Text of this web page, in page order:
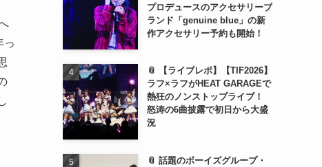
っ
プロデュースのアクセサリーブ
ランド「genuine blue」の新
作アクセサリー予約も開始！
📎 【ライブレポ】【TIF2026】
ラフ×ラフがHEAT GARAGEで
熱狂のノンストップライブ！
怒涛の6曲披露で初日から大盛
況
📎 話題のボーイズグループ・